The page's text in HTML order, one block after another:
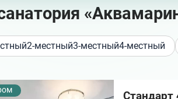
2-местный3-местный4-местный